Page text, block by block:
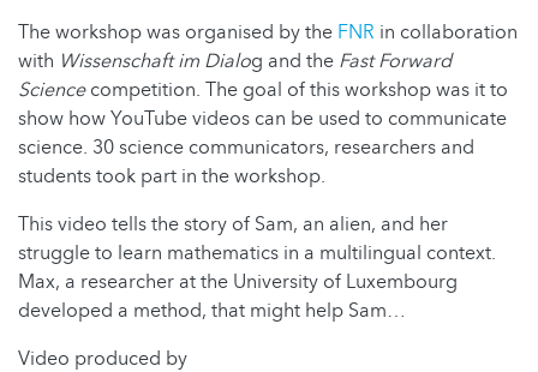
The workshop was organised by the FNR in collaboration
with Wissenschaft im Dialog and the Fast Forward
Sciencecompetition. The goal of this workshop was it to
show how YouTube videos can be used to communicate
science. 30 science communicators, researchers and
students took part in the workshop.
This video tells the story of Sam, an alien, and her
struggle to learn mathematics in a multilingual context.
Max, a researcher at the University of Luxembourg
developed a method, that might help Sam…
Video produced by